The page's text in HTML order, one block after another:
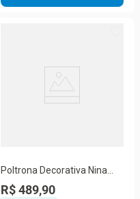
Poltrona Decorativa Nina
Para Sala De Estar Suede
R$ 489,90